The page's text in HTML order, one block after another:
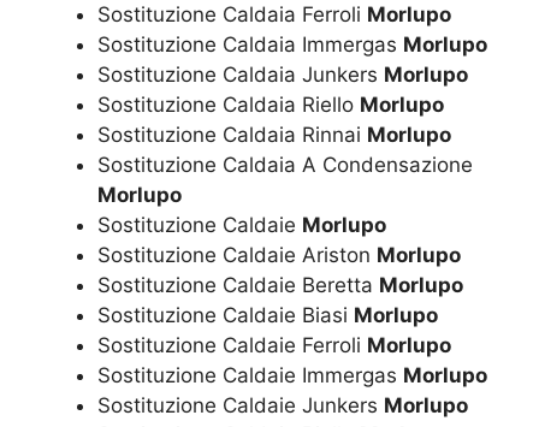
Sostituzione Caldaia Ferroli Morlupo
Sostituzione Caldaia Immergas Morlupo
Sostituzione Caldaia Junkers Morlupo
Sostituzione Caldaia Riello Morlupo
Sostituzione Caldaia Rinnai Morlupo
Sostituzione Caldaia A Condensazione
Morlupo
Sostituzione Caldaie Morlupo
Sostituzione Caldaie Ariston Morlupo
Sostituzione Caldaie Beretta Morlupo
Sostituzione Caldaie Biasi Morlupo
Sostituzione Caldaie Ferroli Morlupo
Sostituzione Caldaie Immergas Morlupo
Sostituzione Caldaie Junkers Morlupo